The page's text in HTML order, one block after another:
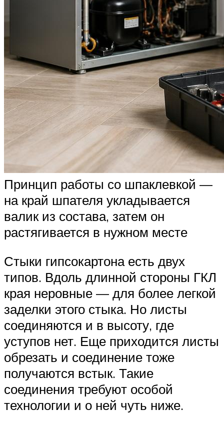
Принцип работы со шпаклевкой —
на край шпателя укладывается
валик из состава, затем он
растягивается в нужном месте
Стыки гипсокартона есть двух
типов. Вдоль длинной стороны ГКЛ
края неровные — для более легкой
заделки этого стыка. Но листы
соединяются и в высоту, где
уступов нет. Еще приходится листы
обрезать и соединение тоже
получаются встык. Такие
соединения требуют особой
технологии и о ней чуть ниже.